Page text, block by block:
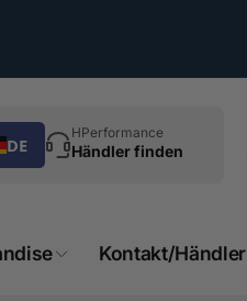
DE
HPerformance
Händler finden
Kontakt/Händler